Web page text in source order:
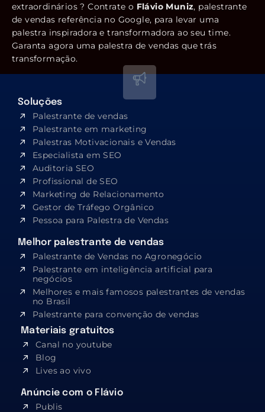
extraordinários ? Contrate o Flávio Muniz, palestrante
de vendas referência no Google, para levar uma
palestra inspiradora e transformadora ao seu time.
Garanta agora uma palestra de vendas que trás
transformação.
Soluções
Palestrante de vendas
Palestrante em marketing
Palestras Motivacionais e Vendas
Especialista em SEO​
Auditoria SEO
Profissional de SEO
Marketing de Relacionamento
Gestor de Tráfego Orgânico
Pessoa para Palestra de Vendas
Melhor palestrante de vendas
Palestrante de Vendas no Agronegócio
Palestrante em inteligência artificial para
negócios
Melhores e mais famosos palestrantes de vendas
no Brasil
Palestrante para convenção de vendas
Materiais gratuitos
Canal no youtube
Blog
Lives ao vivo
Anúncie com o Flávio
Publis